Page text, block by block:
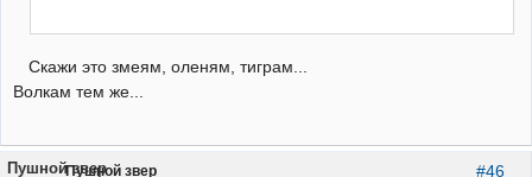
Скажи это змеям, оленям, тиграм...
Волкам тем же...
#46
Пушной звер
Пушной звер